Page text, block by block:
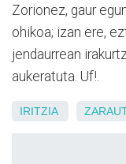
Zorionez, gaur
ohikoa; izan ere,
jendaurrean
aukeratuta. Uf!.
IRITZIA